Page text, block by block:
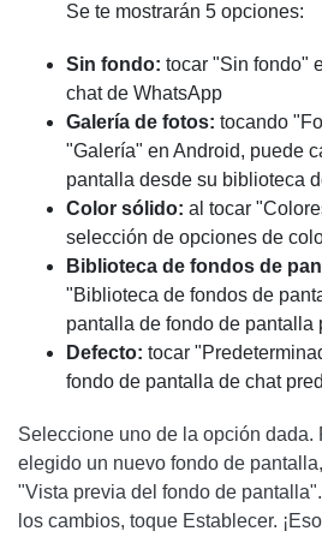
Se te mostrarán 5 opciones:
Sin fondo: tocar "Sin fondo"
chat de WhatsApp
Galería de fotos: tocando
"Galería" en Android, puede
pantalla desde su biblioteca
Color sólido: al tocar
selección de opciones de
Biblioteca de fondos de
"Biblioteca de fondos de
pantalla de fondo de pantalla
Defecto: tocar
fondo de pantalla de chat
Seleccione uno de la opción dada.
elegido un nuevo fondo de
"Vista previa del fondo de
los cambios, toque Establecer.